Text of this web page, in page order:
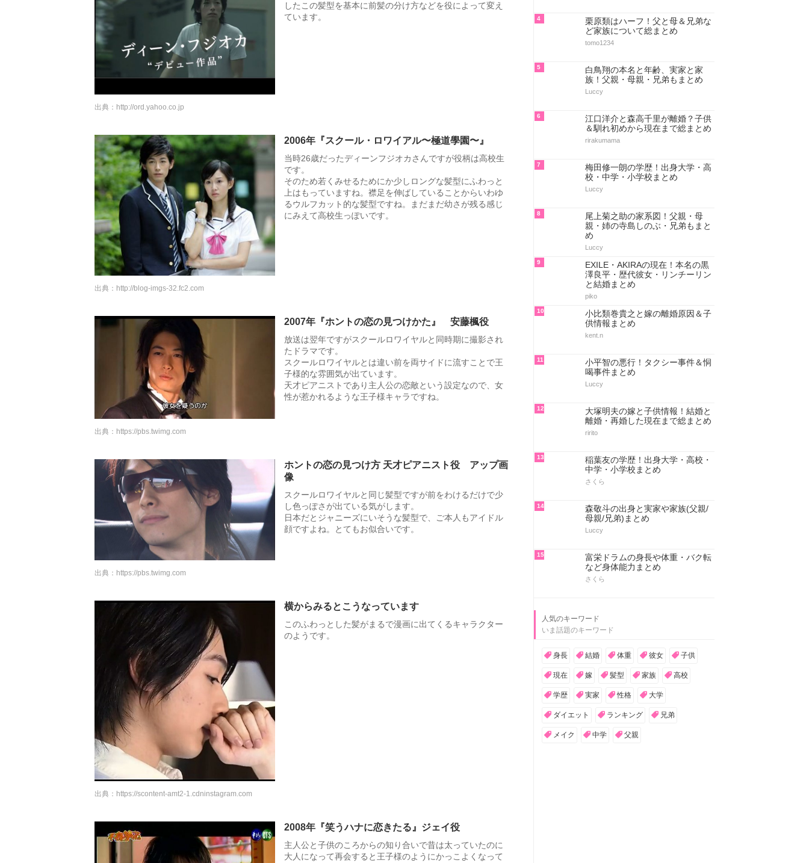
したこの髪型を基本に前髪の分け方などを役によって変え
ています。
出典： http://ord.yahoo.co.jp
2006年『スクール・ロワイアル〜極道學園〜』
当時26歳だったディーンフジオカさんですが役柄は高校生
です。
そのため若くみせるためにか少しロングな髪型にふわっと
上はもっていますね。襟足を伸ばしていることからいわゆ
るウルフカット的な髪型ですね。まだまだ幼さが残る感じ
にみえて高校生っぽいです。
出典： http://blog-imgs-32.fc2.com
2007年『ホントの恋の見つけかた』 安藤楓役
放送は翌年ですがスクールロワイヤルと同時期に撮影され
たドラマです。
スクールロワイヤルとは違い前を両サイドに流すことで王
子様的な雰囲気が出ています。
天才ピアニストであり主人公の恋敵という設定なので、女
性が惹かれるような王子様キャラですね。
出典： https://pbs.twimg.com
ホントの恋の見つけ方 天才ピアニスト役 アップ画
像
スクールロワイヤルと同じ髪型ですが前をわけるだけで少
し色っぽさが出ている気がします。
日本だとジャニーズにいそうな髪型で、ご本人もアイドル
顔ですよね。とてもお似合いです。
出典： https://pbs.twimg.com
横からみるとこうなっています
このふわっとした髪がまるで漫画に出てくるキャラクター
のようです。
出典： https://scontent-amt2-1.cdninstagram.com
2008年『笑うハナに恋きたる』ジェイ役
主人公と子供のころからの知り合いで昔は太っていたのに
大人になって再会すると王子様のようにかっこよくなって
4
栗原類はハーフ！父と母＆兄弟な
ど家族について総まとめ
tomo1234
5
白鳥翔の本名と年齢、実家と家
族！父親・母親・兄弟もまとめ
Luccy
6
江口洋介と森高千里が離婚？子供
＆馴れ初めから現在まで総まとめ
rirakumama
7
梅田修一朗の学歴！出身大学・高
校・中学・小学校まとめ
Luccy
8
尾上菊之助の家系図！父親・母
親・姉の寺島しのぶ・兄弟もまと
め
Luccy
9
EXILE・AKIRAの現在！本名の黒
澤良平・歴代彼女・リンチーリン
と結婚まとめ
piko
10
小比類巻貴之と嫁の離婚原因＆子
供情報まとめ
kent.n
11
小平智の悪行！タクシー事件＆恫
喝事件まとめ
Luccy
12
大塚明夫の嫁と子供情報！結婚と
離婚・再婚した現在まで総まとめ
ririto
13
稲葉友の学歴！出身大学・高校・
中学・小学校まとめ
さくら
14
森敬斗の出身と実家や家族(父親/
母親/兄弟)まとめ
Luccy
15
富栄ドラムの身長や体重・バク転
など身体能力まとめ
さくら
人気のキーワード
いま話題のキーワード
身長 結婚 体重 彼女 子供
現在 嫁 髪型 家族 高校
学歴 実家 性格 大学
ダイエット ランキング 兄弟
メイク 中学 父親